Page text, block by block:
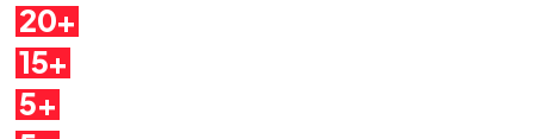
20+
15+
5+